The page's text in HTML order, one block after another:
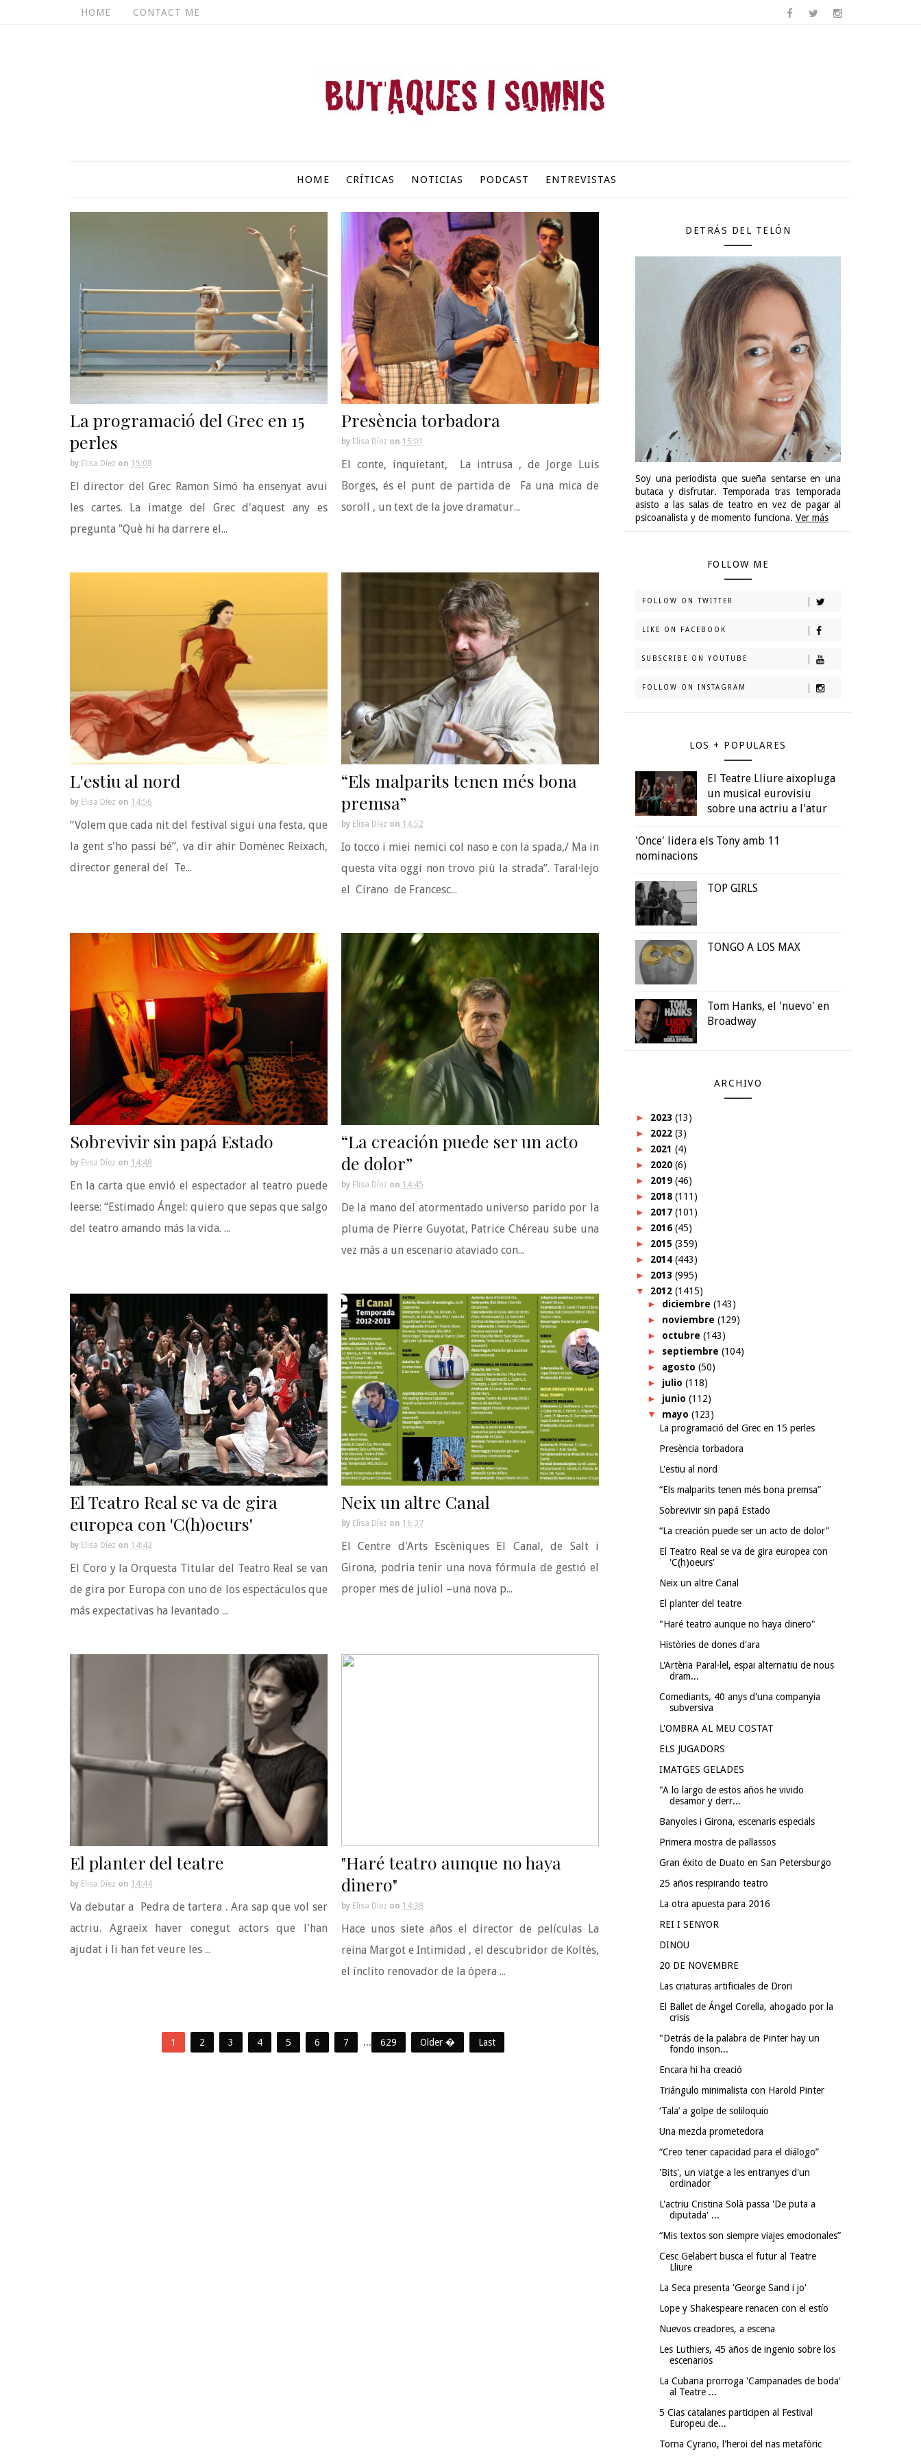
HOME CONTACT ME
HOME CRÍTICAS NOTICIAS PODCAST ENTREVISTAS
La programació del Grec en 15
perles
by Elisa Díez on 15:08
El director del Grec Ramon Simó ha ensenyat avui
les cartes. La imatge del Grec d'aquest any es
pregunta "Què hi ha darrere el...
Presència torbadora
by Elisa Díez on 15:01
El conte, inquietant, La intrusa , de Jorge Luis
Borges, és el punt de partida de Fa una mica de
soroll , un text de la jove dramatur...
L'estiu al nord
by Elisa Díez on 14:56
“Volem que cada nit del festival sigui una festa, que
la gent s'ho passi bé”, va dir ahir Domènec Reixach,
director general del Te...
“Els malparits tenen més bona
premsa”
by Elisa Díez on 14:52
Io tocco i miei nemici col naso e con la spada,/ Ma in
questa vita oggi non trovo più la strada”. Taral·lejo
el Cirano de Francesc...
Sobrevivir sin papá Estado
by Elisa Díez on 14:48
En la carta que envió el espectador al teatro puede
leerse: “Estimado Ángel: quiero que sepas que salgo
del teatro amando más la vida. ...
“La creación puede ser un acto
de dolor”
by Elisa Díez on 14:45
De la mano del atormentado universo parido por la
pluma de Pierre Guyotat, Patrice Chéreau sube una
vez más a un escenario ataviado con...
El Teatro Real se va de gira
europea con 'C(h)oeurs'
by Elisa Díez on 14:42
El Coro y la Orquesta Titular del Teatro Real se van
de gira por Europa con uno de los espectáculos que
más expectativas ha levantado ...
Neix un altre Canal
by Elisa Díez on 16:37
El Centre d'Arts Escèniques El Canal, de Salt i
Girona, podria tenir una nova fórmula de gestió el
proper mes de juliol –una nova p...
El planter del teatre
by Elisa Díez on 14:44
Va debutar a Pedra de tartera . Ara sap que vol ser
actriu. Agraeix haver conegut actors que l'han
ajudat i li han fet veure les ...
"Haré teatro aunque no haya
dinero"
by Elisa Díez on 14:38
Hace unos siete años el director de películas La
reina Margot e Intimidad , el descubridor de Koltès,
el ínclito renovador de la ópera ...
1 2 3 4 5 6 7 ... 629 Older � Last
DETRÁS DEL TELÓN
Soy una periodista que sueña sentarse en una
butaca y disfrutar. Temporada tras temporada
asisto a las salas de teatro en vez de pagar al
psicoanalista y de momento funciona. Ver más
FOLLOW ME
FOLLOW ON TWITTER
LIKE ON FACEBOOK
SUBSCRIBE ON YOUTUBE
FOLLOW ON INSTAGRAM
LOS + POPULARES
El Teatre Lliure aixopluga
un musical eurovisiu
sobre una actriu a l'atur
'Once' lidera els Tony amb 11
nominacions
TOP GIRLS
TONGO A LOS MAX
Tom Hanks, el 'nuevo' en
Broadway
ARCHIVO
► 2023 (13)
► 2022 (3)
► 2021 (4)
► 2020 (6)
► 2019 (46)
► 2018 (111)
► 2017 (101)
► 2016 (45)
► 2015 (359)
► 2014 (443)
► 2013 (995)
▼ 2012 (1415)
► diciembre (143)
► noviembre (129)
► octubre (143)
► septiembre (104)
► agosto (50)
► julio (118)
► junio (112)
▼ mayo (123)
La programació del Grec en 15 perles
Presència torbadora
L'estiu al nord
“Els malparits tenen més bona premsa”
Sobrevivir sin papá Estado
“La creación puede ser un acto de dolor”
El Teatro Real se va de gira europea con
'C(h)oeurs'
Neix un altre Canal
El planter del teatre
"Haré teatro aunque no haya dinero"
Històries de dones d'ara
L'Artèria Paral·lel, espai alternatiu de nous
dram...
Comediants, 40 anys d'una companyia
subversiva
L'OMBRA AL MEU COSTAT
ELS JUGADORS
IMATGES GELADES
"A lo largo de estos años he vivido
desamor y derr...
Banyoles i Girona, escenaris especials
Primera mostra de pallassos
Gran éxito de Duato en San Petersburgo
25 años respirando teatro
La otra apuesta para 2016
REI I SENYOR
DINOU
20 DE NOVEMBRE
Las criaturas artificiales de Drori
El Ballet de Ángel Corella, ahogado por la
crisis
"Detrás de la palabra de Pinter hay un
fondo inson...
Encara hi ha creació
Triángulo minimalista con Harold Pinter
‘Tala’ a golpe de soliloquio
Una mezcla prometedora
“Creo tener capacidad para el diálogo”
'Bits', un viatge a les entranyes d'un
ordinador
L'actriu Cristina Solà passa 'De puta a
diputada' ...
“Mis textos son siempre viajes emocionales”
Cesc Gelabert busca el futur al Teatre
Lliure
La Seca presenta 'George Sand i jo'
Lope y Shakespeare renacen con el estío
Nuevos creadores, a escena
Les Luthiers, 45 años de ingenio sobre los
escenarios
La Cubana prorroga 'Campanades de boda'
al Teatre ...
5 Cias catalanes participen al Festival
Europeu de...
Torna Cyrano, l'heroi del nas metafòric